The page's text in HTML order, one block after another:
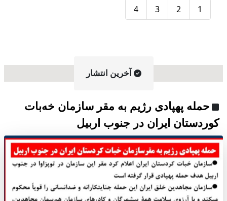
1
2
3
4
آخرین انتشار
حمله پهپادی رژیم به مقر سازمان خەبات
کوردستان ایران در جنوب اربیل